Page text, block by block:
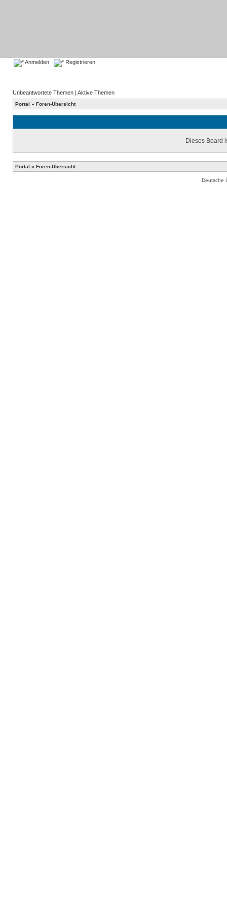
Anmelden Registrieren
Unbeantwortete Themen | Aktive Themen
Portal » Foren-Übersicht
Dieses Board
Portal » Foren-Übersicht
Deutsche